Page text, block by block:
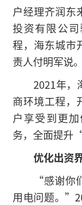
户经理齐润东
投资有限公
程，海东城市
责人付明军说。
2021年，
商环境工程
户享受到更
务，全面提升
优化出资
“感谢你
用电问题。